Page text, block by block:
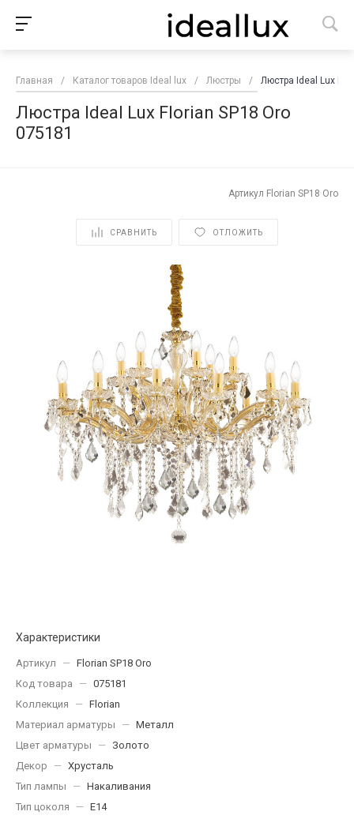
Главная / Каталог товаров Ideal lux / Люстры / Люстра Ideal Lux
Люстра Ideal Lux Florian SP18 Oro
075181
Артикул Florian SP18 Oro
СРАВНИТЬ ОТЛОЖИТЬ
Характеристики
Артикул — Florian SP18 Oro
Код товара
— 075181
Коллекция
— Florian
Материал арматуры
— Металл
Цвет арматуры
— Золото
Декор
— Хрусталь
Тип лампы
— Накаливания
Тип цоколя
— E14